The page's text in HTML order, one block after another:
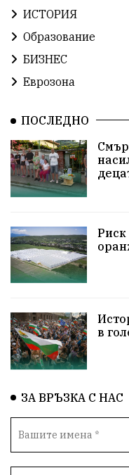
ЦветомирПетков
УрсулаФонДерЛайен
ПетърПетров
НародноСъбрание
Сигурност
ПътнаБезопасност
ОколнаСреда
ИсторическиПарк
Безводие
ИСТОРИЯ
Образование
БИЗНЕС
Еврозона
ПОСЛЕДНО
Риск
в
ЗА ВРЪЗКА С НАС